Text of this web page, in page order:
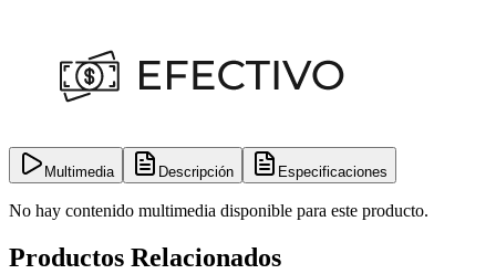
Multimedia Descripción Especificaciones
No hay contenido multimedia disponible para este producto.
Productos Relacionados